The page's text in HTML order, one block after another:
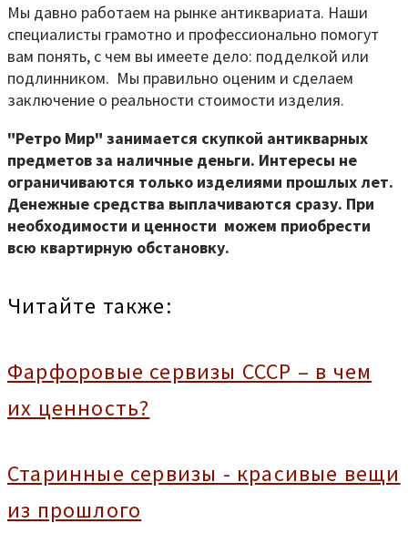
Мы давно работаем на рынке антиквариата. Наши
специалисты грамотно и профессионально помогут
вам понять, с чем вы имеете дело: подделкой или
подлинником. Мы правильно оценим и сделаем
заключение о реальности стоимости изделия.
"Ретро Мир" занимается скупкой антикварных
предметов за наличные деньги. Интересы не
ограничиваются только изделиями прошлых лет.
Денежные средства выплачиваются сразу. При
необходимости и ценности можем приобрести
всю квартирную обстановку.
Читайте также:
Фарфоровые сервизы СССР – в чем
их ценность?
Старинные сервизы - красивые вещи
из прошлого